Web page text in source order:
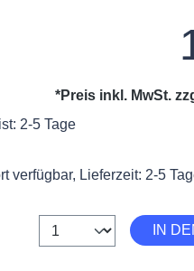
*Preis inkl. MwSt.
2-5 Tage
verfügbar, Lieferzeit: 2-5
Anzahl IN